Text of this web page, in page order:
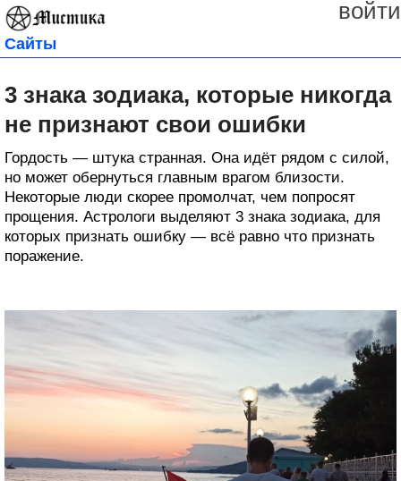
войти
Сайты
3 знака зодиака, которые никогда
не признают свои ошибки
Гордость — штука странная. Она идёт рядом с силой,
но может обернуться главным врагом близости.
Некоторые люди скорее промолчат, чем попросят
прощения. Астрологи выделяют 3 знака зодиака, для
которых признать ошибку — всё равно что признать
поражение.